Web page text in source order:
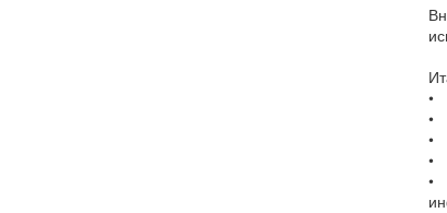
•
•
•
•
•